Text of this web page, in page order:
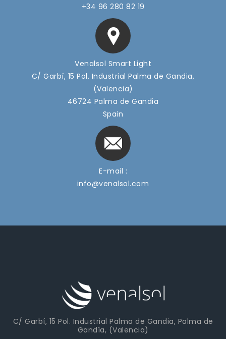
+34 96 280 82 19
Venalsol Smart Light
C/ Garbí, 15 Pol. Industrial Palma de Gandia,
(Valencia)
46724 Palma de Gandia
Spain
E-mail :
info@venalsol.com
C/ Garbí, 15 Pol. Industrial Palma de Gandia, Palma de
Gandía, (Valencia)